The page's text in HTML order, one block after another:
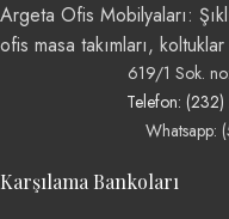
Argeta Ofis Mobilyaları:
ofis masa takımları,
619/1 Sok.
Telefon:
Whatsapp:
Karşılama Bankoları